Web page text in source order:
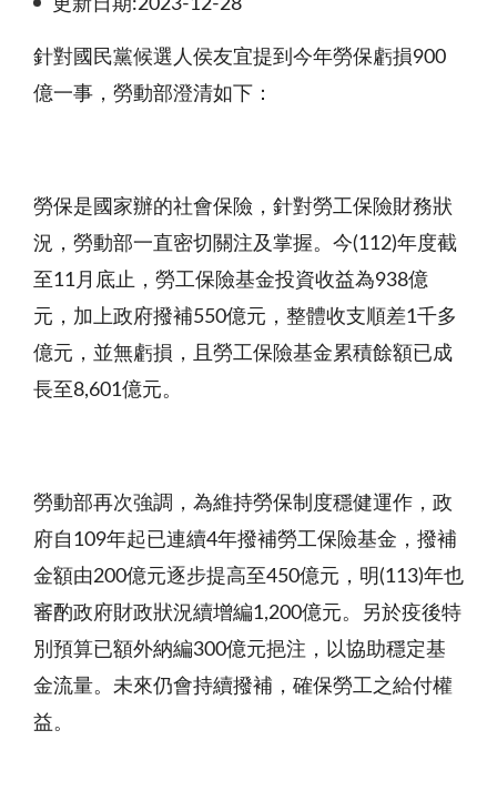
更新日期:2023-12-28
針對國民黨候選人侯友宜提到今年勞保虧損900
億一事，勞動部澄清如下：
勞保是國家辦的社會保險，針對勞工保險財務狀
況，勞動部一直密切關注及掌握。今(112)年度截
至11月底止，勞工保險基金投資收益為938億
元，加上政府撥補550億元，整體收支順差1千多
億元，並無虧損，且勞工保險基金累積餘額已成
長至8,601億元。
勞動部再次強調，為維持勞保制度穩健運作，政
府自109年起已連續4年撥補勞工保險基金，撥補
金額由200億元逐步提高至450億元，明(113)年也
審酌政府財政狀況續增編1,200億元。另於疫後特
別預算已額外納編300億元挹注，以協助穩定基
金流量。未來仍會持續撥補，確保勞工之給付權
益。